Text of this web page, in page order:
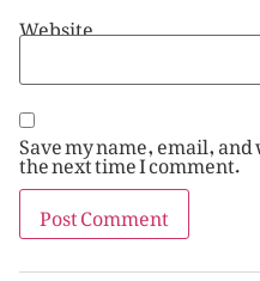
Website
Save my name, email,
the next time I comment.